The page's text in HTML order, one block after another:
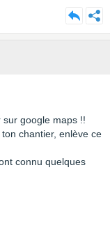
google maps !!
chantier, enlève ce
connu quelques